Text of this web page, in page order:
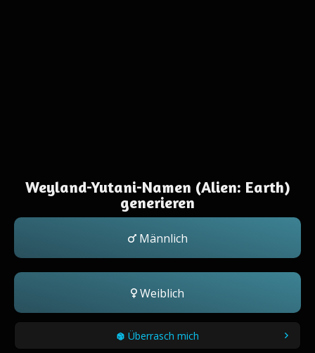
Weyland-Yutani-Namen (Alien: Earth)
generieren
Männlich
Weiblich
Überrasch mich